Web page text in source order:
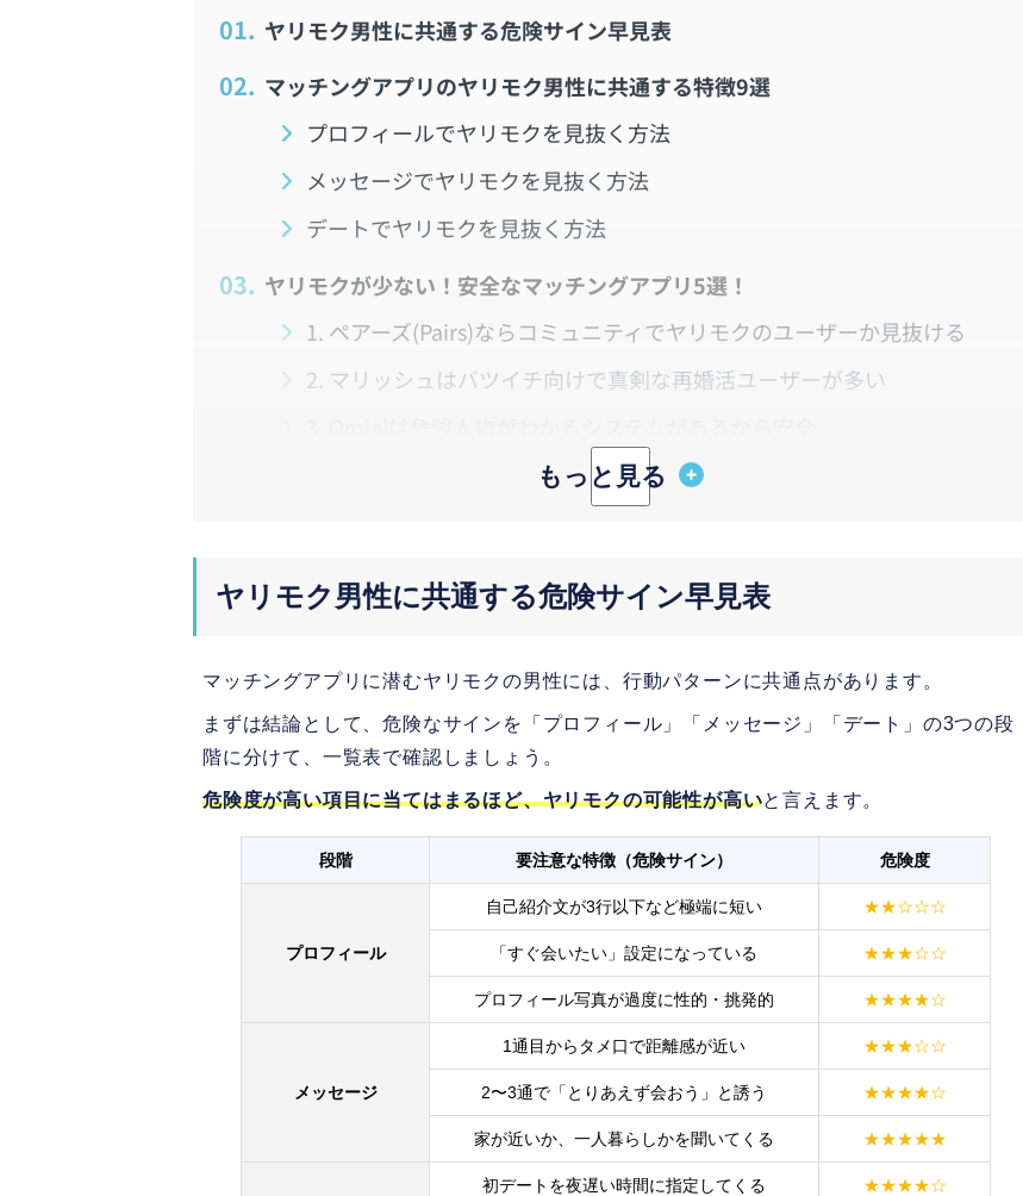
1. ヤリモク男性に共通する危険サイン早見表
2. マッチングアプリのヤリモク男性に共通する特徴9選
プロフィールでヤリモクを見抜く方法
メッセージでヤリモクを見抜く方法
デートでヤリモクを見抜く方法
3. ヤリモクが少ない！安全なマッチングアプリ5選！
1. ペアーズ(Pairs)ならコミュニティでヤリモクのユーザーか見抜ける
2. マリッシュはバツイチ向けで真剣な再婚活ユーザーが多い
4. ユーブライドは真剣な婚活をしている真面目な会員が多い
4. 【体験談】タップルで出会ったヤリモクの大学生
危険サイン②無意味なボディタッチ
5.マッチングアプリでヤリモク男性に迫られた時の断り方3選
1.「明日早いので」と遠回しに断る
3.無理矢理連れていかれそうになったら大声で叫ぶ
ヤリモク男性の被害に遭ってしまった時の対処法3選
1.同性の友達を作る
2.買い物などストレス発散をする
3.たくさんの男性と出会って忘れる
ヤリモク男性に共通する危険サイン早見表
マッチングアプリに潜むヤリモクの男性には、行動パターンに共通点があります。
まずは結論として、危険なサインを「プロフィール」「メッセージ」「デート」の3つの段
階に分けて、一覧表で確認しましょう。
危険度が高い項目に当てはまるほど、ヤリモクの可能性が高いと言えます。
段階 要注意な特徴（危険サイン） 危険度
プロフィール
自己紹介文が3行以下など極端に短い ★★☆☆☆
「すぐ会いたい」設定になっている ★★★☆☆
プロフィール写真が過度に性的・挑発的 ★★★★☆
メッセージ
1通目からタメ口で距離感が近い ★★★☆☆
2〜3通で「とりあえず会おう」と誘う ★★★★☆
家が近いか、一人暮らしかを聞いてくる ★★★★★
初デートを夜遅い時間に指定してくる ★★★★☆